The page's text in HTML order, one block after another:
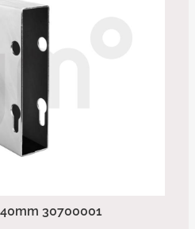
30700001